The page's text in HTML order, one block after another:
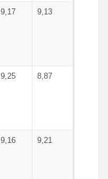
9,17 9,13
9,25 8,87
9,16 9,21